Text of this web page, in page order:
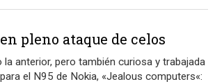
pleno ataque de celos
anterior, pero también curiosa y trabajada
el N95 de Nokia, «Jealous computers«: